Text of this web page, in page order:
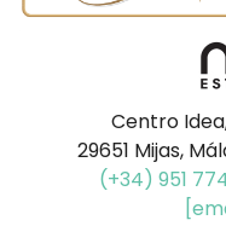
Centro
29651 Mijas,
(+34) 951